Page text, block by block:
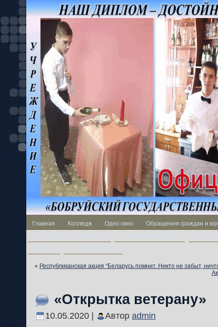
Главная Колледж Одно окно
Обращения граждан и
« Республиканская акция “Беларусь помнит. Никто не забыт,
«Открытка ветерану»
10.05.2020 | Автор admin